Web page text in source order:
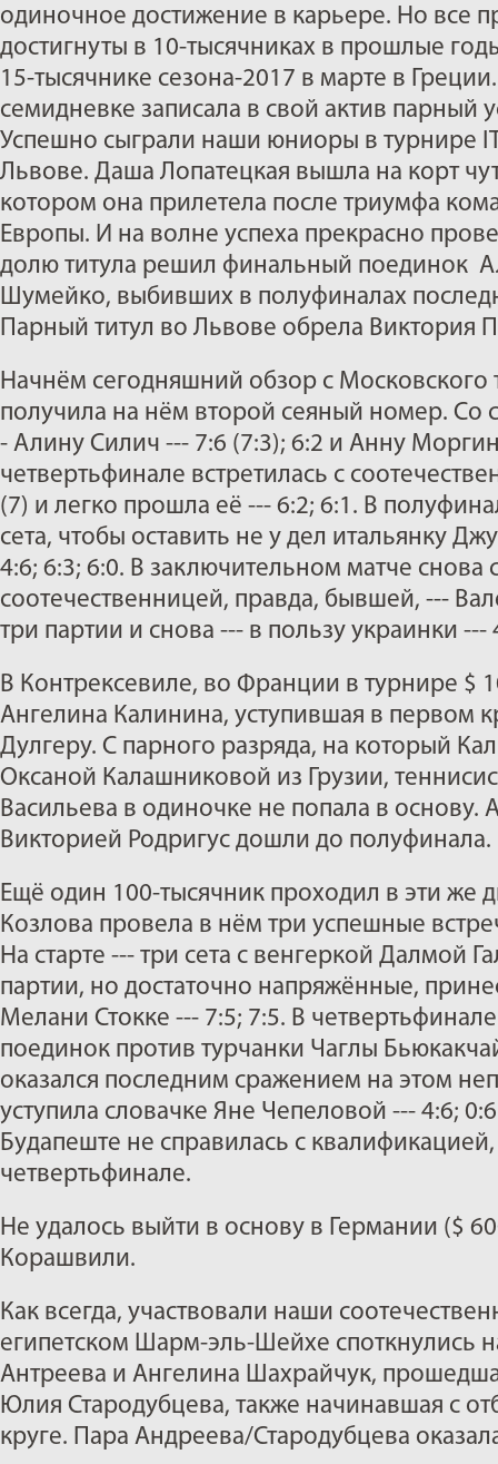
одиночное достижение в карьере. Но все
достигнуты в 10-тысячниках в прошлые
15-тысячнике сезона-2017 в марте в
семидневке записала в свой актив парный
Успешно сыграли наши юниоры в турнире
Львове. Даша Лопатецкая вышла на корт
котором она прилетела после триумфа
Европы. И на волне успеха прекрасно
долю титула решил финальный поединок
Шумейко, выбивших в полуфиналах
Парный титул во Львове обрела Виктория
Начнём сегодняшний обзор с Московского
получила на нём второй сеяный номер. Со
- Алину Силич --- 7:6 (7:3); 6:2 и Анну
четвертьфинале встретилась с
(7) и легко прошла её --- 6:2; 6:1. В
сета, чтобы оставить не у дел итальянку
4:6; 6:3; 6:0. В заключительном матче снова
соотечественницей, правда, бывшей, ---
три партии и снова --- в пользу украинки ---
В Контрексевиле, во Франции в турнире $
Ангелина Калинина, уступившая в первом
Дулгеру. С парного разряда, на который
Оксаной Калашниковой из Грузии,
Васильева в одиночке не попала в основу.
Викторией Родригус дошли до полуфинала.
Ещё один 100-тысячник проходил в эти же
Козлова провела в нём три успешные
На старте --- три сета с венгеркой Далмой
партии, но достаточно напряжённые,
Мелани Стокке --- 7:5; 7:5. В
поединок против турчанки Чаглы
оказался последним сражением на этом
уступила словачке Яне Чепеловой --- 4:6;
Будапеште не справилась с
четвертьфинале.
Не удалось выйти в основу в Германии ($
Корашвили.
Как всегда, участвовали наши
египетском Шарм-эль-Шейхе споткнулись
Антреева и Ангелина Шахрайчук,
Юлия Стародубцева, также начинавшая с
круге. Пара Андреева/Стародубцева